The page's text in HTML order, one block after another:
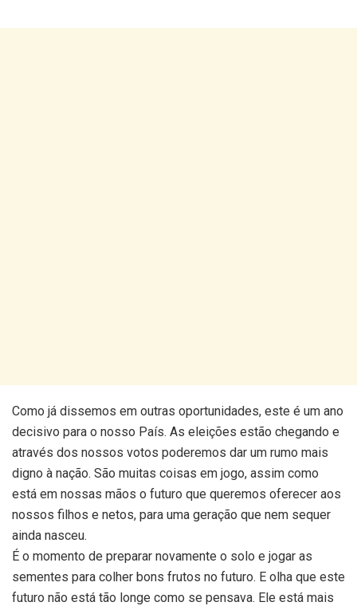
Como já dissemos em outras oportunidades, este é um ano
decisivo para o nosso País. As eleições estão chegando e
através dos nossos votos poderemos dar um rumo mais
digno à nação. São muitas coisas em jogo, assim como
está em nossas mãos o futuro que queremos oferecer aos
nossos filhos e netos, para uma geração que nem sequer
ainda nasceu.
É o momento de preparar novamente o solo e jogar as
sementes para colher bons frutos no futuro. E olha que este
futuro não está tão longe como se pensava. Ele está mais